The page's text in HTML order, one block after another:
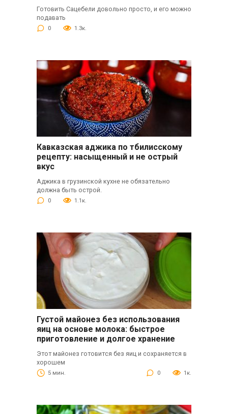
Готовить Сацебели довольно просто, и его можно
подавать
0 1.3к.
Кавказская аджика по тбилисскому
рецепту: насыщенный и не острый
вкус
Аджика в грузинской кухне не обязательно
должна быть острой.
0 1.1к.
Густой майонез без использования
яиц на основе молока: быстрое
приготовление и долгое хранение
Этот майонез готовится без яиц и сохраняется в
хорошем
5 мин. 0 1к.